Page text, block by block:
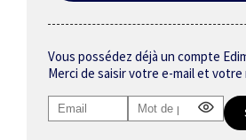
Vous possédez déjà un compte
Merci de saisir votre e-mail et votre